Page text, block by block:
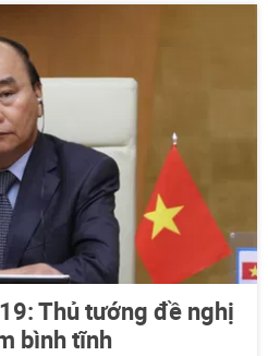
Thủ tướng đề nghị
bình tĩnh